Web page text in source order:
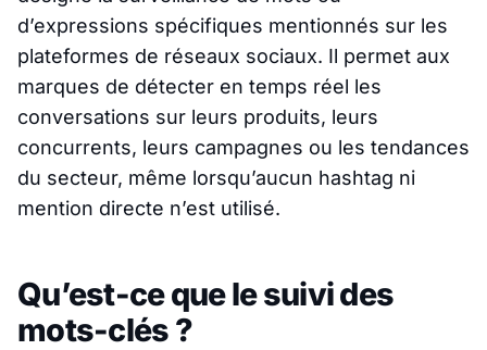
d’expressions spécifiques mentionnés sur les
plateformes de réseaux sociaux. Il permet aux
marques de détecter en temps réel les
conversations sur leurs produits, leurs
concurrents, leurs campagnes ou les tendances
du secteur, même lorsqu’aucun hashtag ni
mention directe n’est utilisé.
Qu’est-ce que le suivi des
mots-clés ?